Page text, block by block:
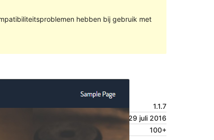
hebben bij gebruik met
1.1.7
29 juli 2016
100+